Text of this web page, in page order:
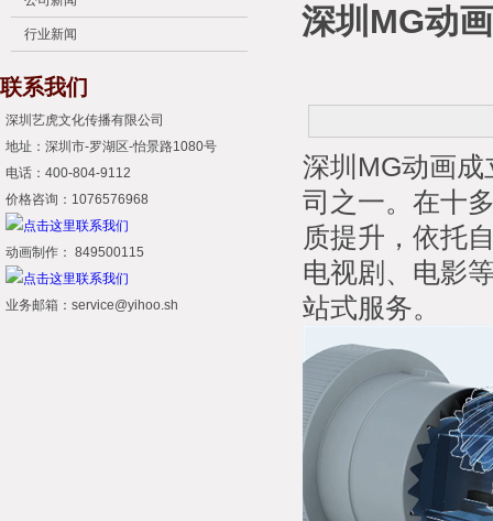
行业新闻
联系我们
深圳艺虎文化传播有限公司
地址：深圳市-罗湖区-怡景路1080号
电话：400-804-9112
价格咨询：1076576968
动画制作： 849500115
业务邮箱：service@yihoo.sh
深圳MG动
深圳MG动画
司之一。在十
质提升，依托
电视剧、电影
站式服务。